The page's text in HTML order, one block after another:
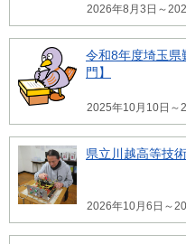
2026年8月3日～
令和8年度埼玉県
門】
2025年10月10日～
県立川越高等技
2026年10月6日～